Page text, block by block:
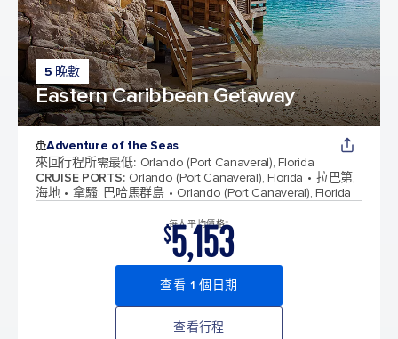
5 晚數
Eastern Caribbean Getaway
Adventure of the Seas
來回行程所需最低: Orlando (Port Canaveral), Florida
CRUISE PORTS: Orlando (Port Canaveral), Florida
拉巴第,
海地
拿騷, 巴哈馬群島 Orlando (Port Canaveral), Florida
每人平均價格*
$5,153
查看 1 個日期
查看行程